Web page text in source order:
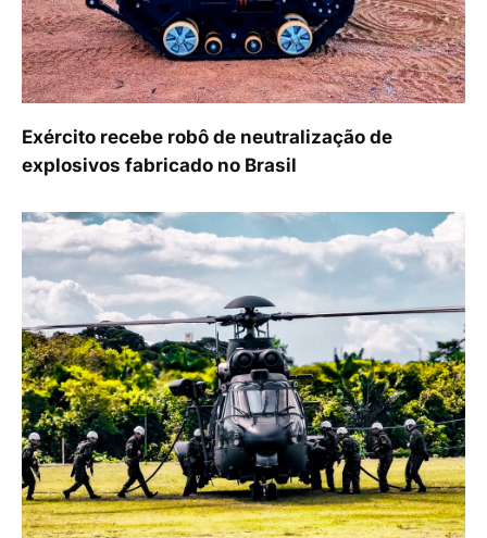
Exército recebe robô de neutralização de
explosivos fabricado no Brasil